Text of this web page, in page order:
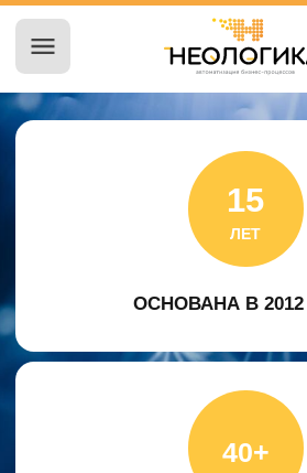
ОСНОВАНА В 2012 ГОДУ